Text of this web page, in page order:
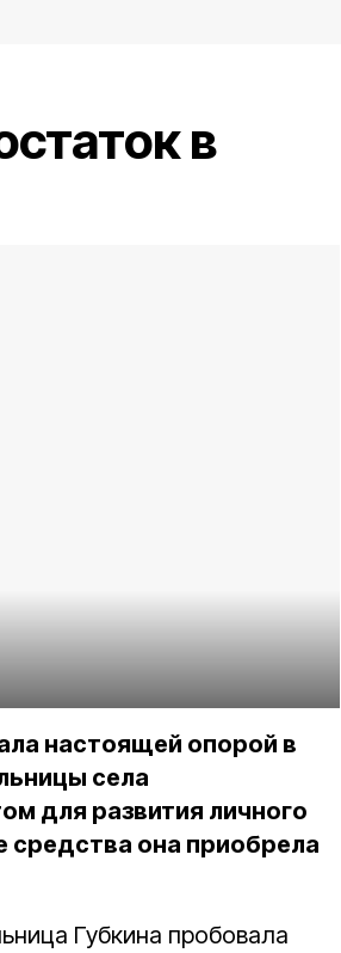
в
настоящей опорой в
села
для развития личного
средства она приобрела
Губкина пробовала